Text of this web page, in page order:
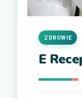
E
ZDROWIE